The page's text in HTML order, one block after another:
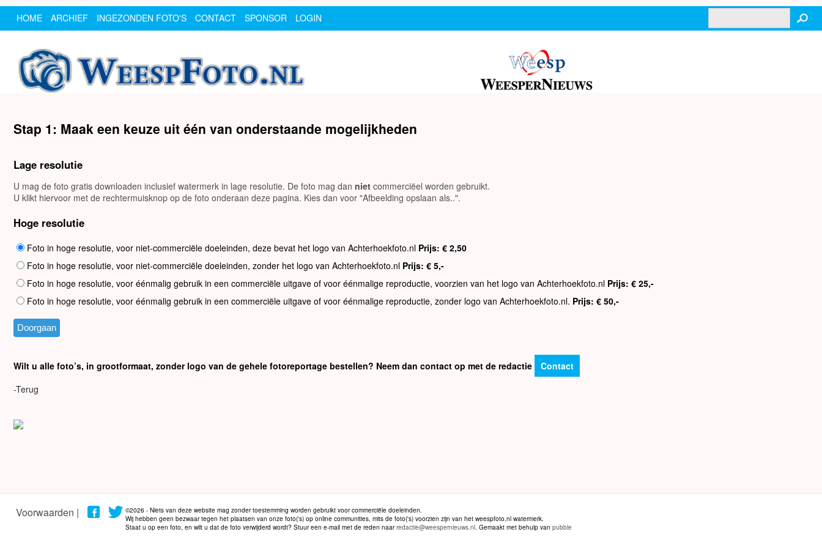
HOME ARCHIEF INGEZONDEN FOTO'S CONTACT SPONSOR LOGIN
Stap 1: Maak een keuze uit één van onderstaande mogelijkheden
Lage resolutie
U mag de foto gratis downloaden inclusief watermerk in lage resolutie. De foto mag dan niet commerciëel worden gebruikt.
U klikt hiervoor met de rechtermuisknop op de foto onderaan deze pagina. Kies dan voor "Afbeelding opslaan als..".
Hoge resolutie
Foto in hoge resolutie, voor niet-commerciële doeleinden, deze bevat het logo van Achterhoekfoto.nl Prijs: € 2,50
Foto in hoge resolutie, voor niet-commerciële doeleinden, zonder het logo van Achterhoekfoto.nl Prijs: € 5,-
Foto in hoge resolutie, voor éénmalig gebruik in een commerciële uitgave of voor éénmalige reproductie, voorzien van het logo van Achterhoekfoto.nl Prijs: € 25,-
Foto in hoge resolutie, voor éénmalig gebruik in een commerciële uitgave of voor éénmalige reproductie, zonder logo van Achterhoekfoto.nl. Prijs: € 50,-
Wilt u alle foto’s, in grootformaat, zonder logo van de gehele fotoreportage bestellen? Neem dan contact op met de redactie
Contact
-Terug
Voorwaarden |
©2026 - Niets van deze website mag zonder toestemming worden gebruikt voor commerciële doeleinden.
Wij hebben geen bezwaar tegen het plaatsen van onze foto('s) op online communities, mits de foto('s) voorzien zijn van het weespfoto.nl watermerk.
Staat u op een foto, en wilt u dat de foto verwijderd wordt? Stuur een e-mail met de reden naarredactie@weespernieuws.nl. Gemaakt met behulp vanpubble